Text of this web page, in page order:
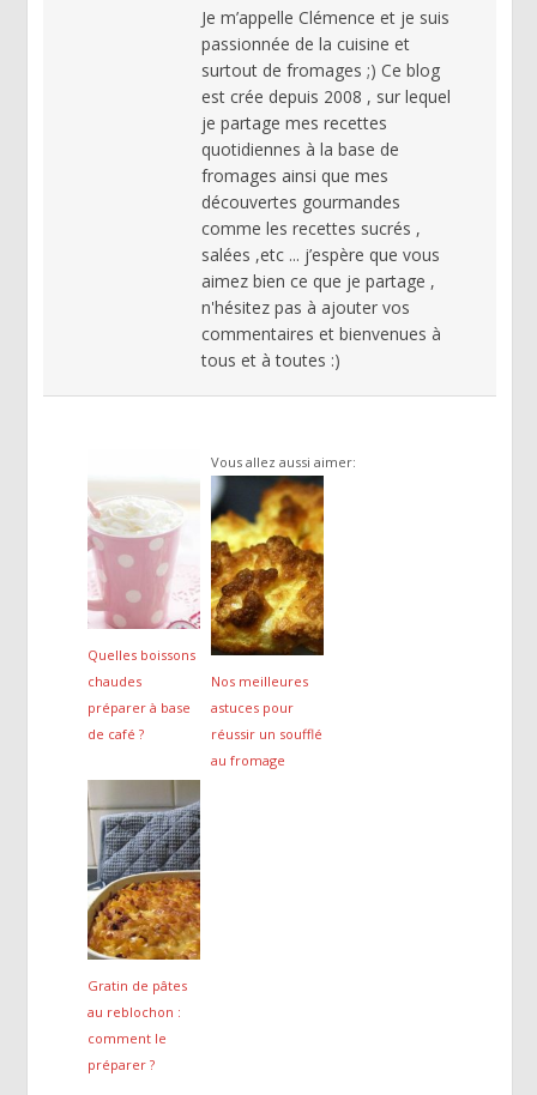
Je m’appelle Clémence et je suis
passionnée de la cuisine et
surtout de fromages ;) Ce blog
est crée depuis 2008 , sur lequel
je partage mes recettes
quotidiennes à la base de
fromages ainsi que mes
découvertes gourmandes
comme les recettes sucrés ,
salées ,etc ... j’espère que vous
aimez bien ce que je partage ,
n'hésitez pas à ajouter vos
commentaires et bienvenues à
tous et à toutes :)
Vous allez aussi aimer:
Quelles boissons
chaudes
préparer à base
de café ?
Nos meilleures
astuces pour
réussir un soufflé
au fromage
Gratin de pâtes
au reblochon :
comment le
préparer ?